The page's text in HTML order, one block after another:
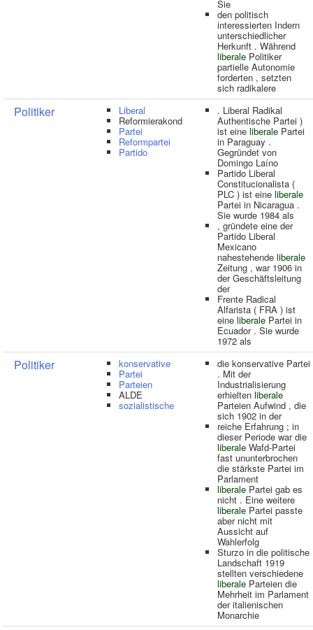
Sie
den politisch
interessierten Indern
unterschiedlicher
Herkunft . Während
liberale Politiker
partielle Autonomie
forderten , setzten
sich radikalere
Politiker Liberal
Reformierakond
Partei
Reformpartei
Partido
. Liberal Radikal
Authentische Partei )
ist eine liberale Partei
in Paraguay .
Gegründet von
Domingo Laíno
Partido Liberal
Constitucionalista (
PLC ) ist eine liberale
Partei in Nicaragua .
Sie wurde 1984 als
, gründete eine der
Partido Liberal
Mexicano
nahestehende liberale
Zeitung , war 1906 in
der Geschäftsleitung
der
Frente Radical
Alfarista ( FRA ) ist
eine liberale Partei in
Ecuador . Sie wurde
1972 als
Politiker konservative
Partei
Parteien
ALDE
sozialistische
die konservative Partei
. Mit der
Industrialisierung
erhielten liberale
Parteien Aufwind , die
sich 1902 in der
reiche Erfahrung ; in
dieser Periode war die
liberale Wafd-Partei
fast ununterbrochen
die stärkste Partei im
Parlament
liberale Partei gab es
nicht . Eine weitere
liberale Partei passte
aber nicht mit
Aussicht auf
Wahlerfolg
Sturzo in die politische
Landschaft 1919
stellten verschiedene
liberale Parteien die
Mehrheit im Parlament
der italienischen
Monarchie